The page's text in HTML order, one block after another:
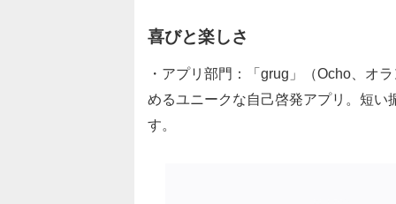
喜びと楽しさ
・アプリ部門：「grug」（Ocho、オ
めるユニークな自己啓発アプリ。短
す。